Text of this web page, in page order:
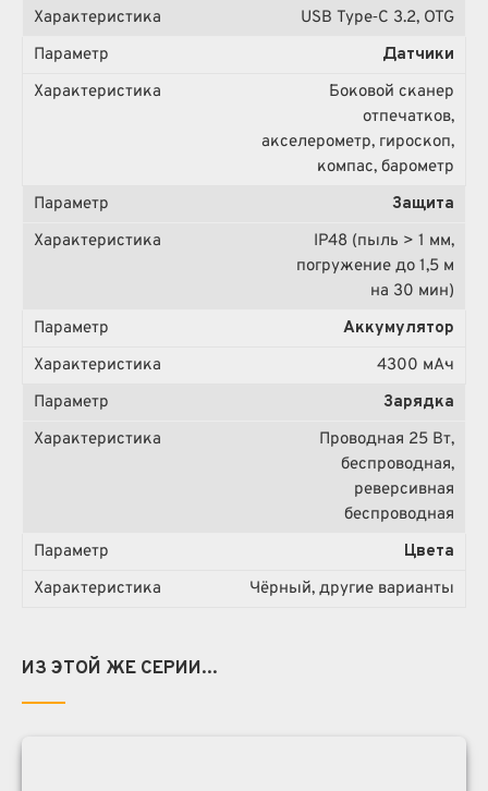
USB Type‑C 3.2, OTG
Датчики
Боковой сканер
отпечатков,
акселерометр, гироскоп,
компас, барометр
Защита
IP48 (пыль > 1 мм,
погружение до 1,5 м
на 30 мин)
Аккумулятор
4300 мА·ч
Зарядка
Проводная 25 Вт,
беспроводная,
реверсивная
беспроводная
Цвета
Чёрный, другие варианты
ИЗ ЭТОЙ ЖЕ СЕРИИ...